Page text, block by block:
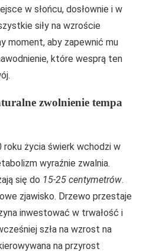
w słońcu, dosłownie i w
siły na wzroście
moment, aby zapewnić mu
które wesprą ten
zwolnienie tempa
roku życia świerk wchodzi w
wyraźnie zwalnia.
się do 15-25 centymetrów.
zjawisko. Drzewo przestaje
inwestować w trwałość i
szła na wzrost na
na przyrost